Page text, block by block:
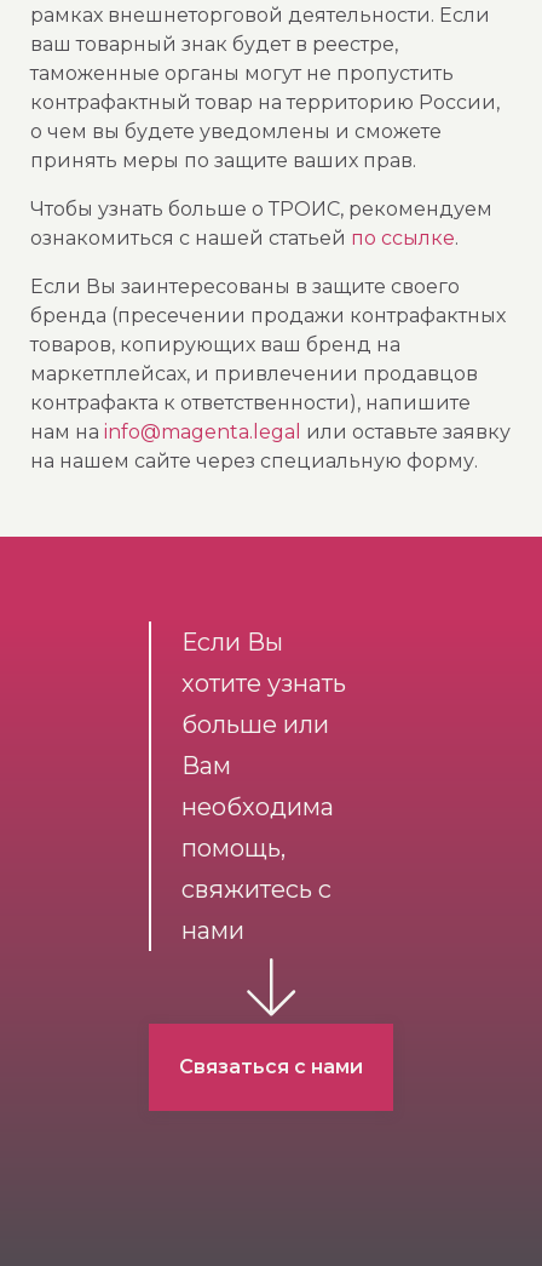
рамках внешнеторговой деятельности. Если
ваш товарный знак будет в реестре,
таможенные органы могут не пропустить
контрафактный товар на территорию России,
о чем вы будете уведомлены и сможете
принять меры по защите ваших прав.
Чтобы узнать больше о ТРОИС, рекомендуем
ознакомиться с нашей статьей по ссылке.
Если Вы заинтересованы в защите своего
бренда (пресечении продажи контрафактных
товаров, копирующих ваш бренд на
маркетплейсах, и привлечении продавцов
контрафакта к ответственности), напишите
нам на info@magenta.legal или оставьте заявку
на нашем сайте через специальную форму.
Если Вы
хотите узнать
больше или
Вам
необходима
помощь,
свяжитесь с
нами
Связаться с нами